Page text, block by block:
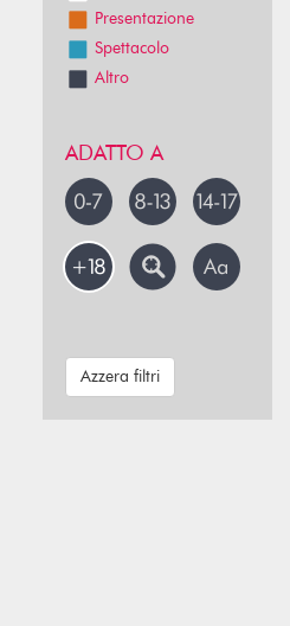
Presentazione
Spettacolo
Altro
ADATTO A
Azzera filtri